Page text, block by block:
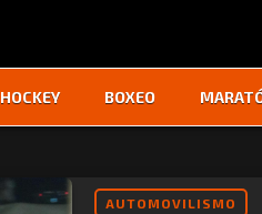
HOCKEY BOXEO
AUTOMOVILISMO